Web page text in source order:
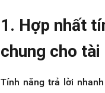
1. Hợp nhất
chung cho tài
Tính năng trả lời